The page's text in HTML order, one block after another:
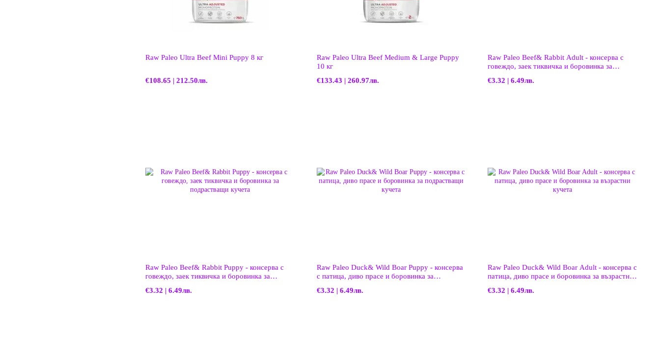
Raw Paleo Ultra Beef Mini Puppy 8 кг
€108.65 | 212.50лв.
Raw Paleo Ultra Beef Medium & Large Puppy
10 кг
€133.43 | 260.97лв.
Raw Paleo Beef& Rabbit Adult - консерва с
говеждо, заек тиквичка и боровинка за
€3.32 | 6.49лв.
Raw Paleo Beef& Rabbit Puppy - консерва с
говеждо, заек тиквичка и боровинка за
€3.32 | 6.49лв.
Raw Paleo Duck& Wild Boar Puppy - консерва
с патица, диво прасе и боровинка за
€3.32 | 6.49лв.
Raw Paleo Duck& Wild Boar Adult - консерва с
патица, диво прасе и боровинка за възрастни
€3.32 | 6.49лв.